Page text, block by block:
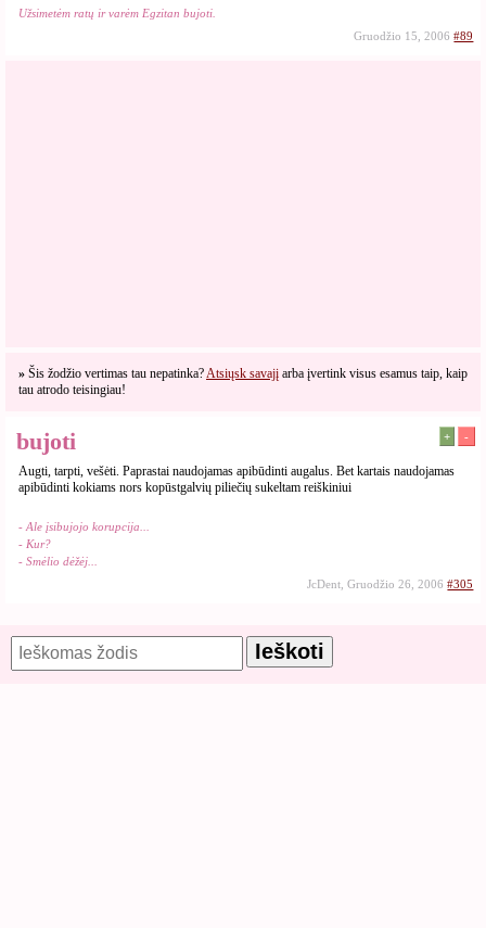
Užsimetėm ratų ir varėm Egzitan bujoti.
Gruodžio 15, 2006#89
» Šis žodžio vertimas tau nepatinka?Atsiųsk savajį arba įvertink visus esamus taip, kaip
tau atrodo teisingiau!
bujoti + -
Augti, tarpti, vešėti. Paprastai naudojamas apibūdinti augalus. Bet kartais naudojamas
apibūdinti kokiams nors kopūstgalvių piliečių sukeltam reiškiniui
- Ale įsibujojo korupcija...
- Kur?
- Smėlio dėžėj...
JcDent, Gruodžio 26, 2006#305